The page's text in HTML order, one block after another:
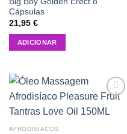
Cápsulas
21,95 €
ADICIONAR
wishlist
AFRODISÍACOS